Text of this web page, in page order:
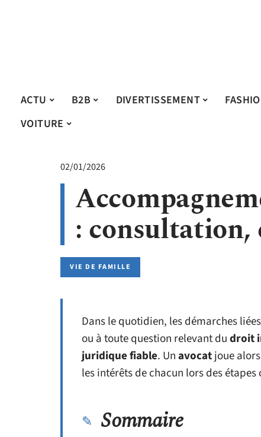
ACTU B2B DIVERTISSEMENT
VOITURE
02/01/2026
: consultation,
VIE DE FAMILLE
Dans le quotidien, les démarches
ou à toute question relevant dudroit
juridique fiable. Unavocatjoue
les intérêts de chacun lors des
Sommaire